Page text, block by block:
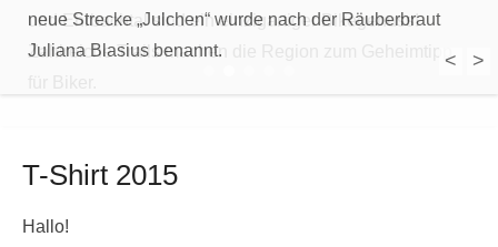
neue Strecke „Julchen“ wurde nach der Räuberbraut
Juliana Blasius benannt.
und Ehrbachtal sind ein einzigartiger Bikegenuss!
Zahlreiche Trails machen die Region zum Geheimtipp< >
T-Shirt 2015
Hallo!